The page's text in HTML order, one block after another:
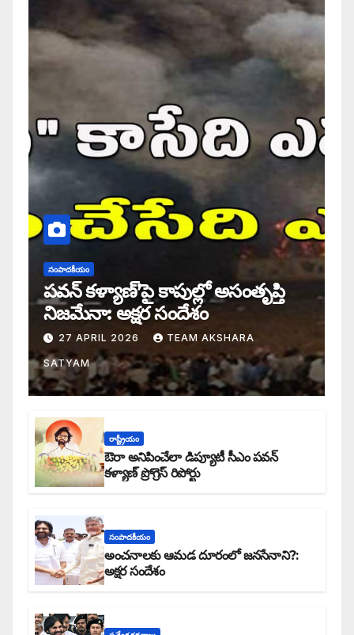
సంపాదకీయం
పవన్ కళ్యాణ్’పై కాపుల్లో అసంతృప్తి
నిజమేనా: అక్షర సందేశం
27 APRIL 2026 TEAM AKSHARA
SATYAM
రాష్ట్రీయం
ఔరా అనిపించేలా డిప్యూటీ సీఎం పవన్
కళ్యాణ్ ప్రోగ్రెస్ రిపోర్టు
సంపాదకీయం
అంచనాలకు ఆమడ దూరంలో జనసేనాని?:
అక్షర సందేశం